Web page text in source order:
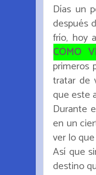
Días un
después
frío, hoy
CÓMO
primeros
tratar de
que este
Durante
en un
ver lo
Así que
destino